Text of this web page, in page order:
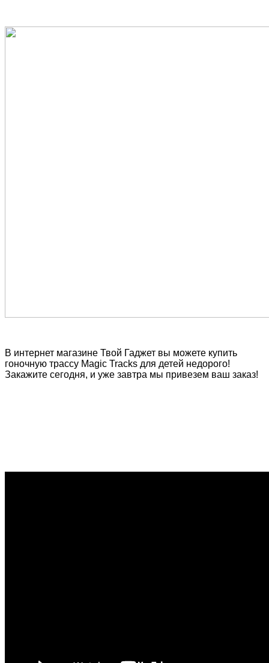
В интернет магазине Твой Гаджет вы можете купить
гоночную трассу Magic Tracks для детей недорого!
Закажите сегодня, и уже завтра мы привезем ваш заказ!